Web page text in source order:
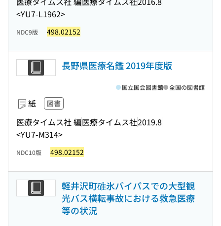
<YU7-L1962>
NDC9版 498.02152
長野県医療名鑑 2019年度版
紙 図書
医療タイムス社 編医療タイムス社2019.8
<YU7-M314>
国立国会図書館 全国の図書館
NDC10版 498.02152
軽井沢町碓氷バイパスでの大型観
光バス横転事故における救急医療
等の状況